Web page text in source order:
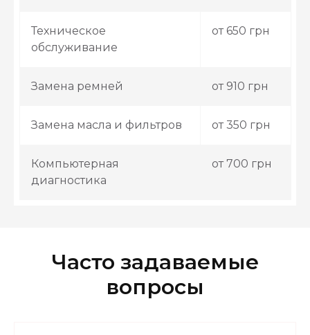
Техническое
обслуживание
от 650 грн
Замена ремней от 910 грн
Замена масла и фильтров от 350 грн
Компьютерная
диагностика
от 700 грн
Часто задаваемые
вопросы